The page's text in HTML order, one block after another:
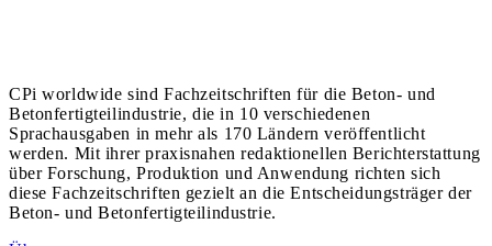
CPi worldwide sind Fachzeitschriften für die Beton- und
Betonfertigteilindustrie, die in 10 verschiedenen
Sprachausgaben in mehr als 170 Ländern veröffentlicht
werden. Mit ihrer praxisnahen redaktionellen Berichterstattung
über Forschung, Produktion und Anwendung richten sich
diese Fachzeitschriften gezielt an die Entscheidungsträger der
Beton- und Betonfertigteilindustrie.